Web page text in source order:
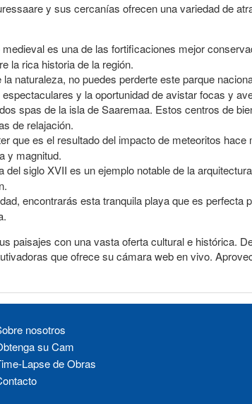
y sus cercanías ofrecen una variedad de
es una de las fortificaciones mejor
la rica historia de la región.
naturaleza, no puedes perderte este parque
y la oportunidad de avistar focas y
spas de la isla de Saaremaa. Estos centros de
de relajación.
que es el resultado del impacto de meteoritos
y magnitud.
del siglo XVII es un ejemplo notable de la
encontrarás esta tranquila playa que es perfecta
paisajes con una vasta oferta cultural e histórica.
que ofrece su cámara web en vivo.
nosotros
su Cam
Lapse de Obras